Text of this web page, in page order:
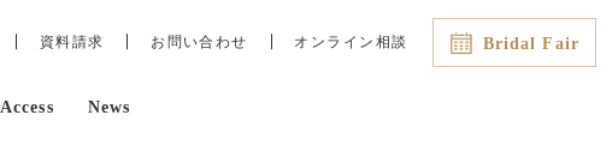
資料請求 お問い合わせ オンライン相談 Bridal Fair
Access News